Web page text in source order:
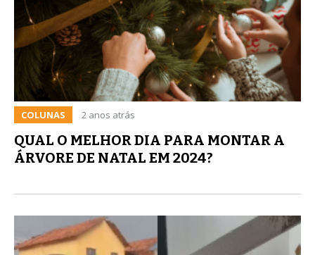
COLUNAS 2 anos atrás
QUAL O MELHOR DIA PARA MONTAR A
ÁRVORE DE NATAL EM 2024?